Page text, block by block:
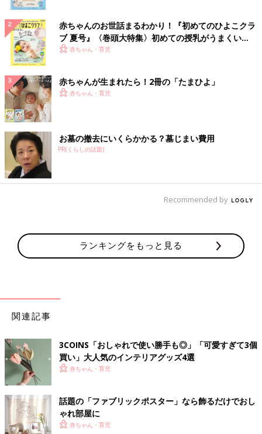
etowaさんが購入したのはロゴ巾着。お部屋の中のこまごまとし
た収納にはこの巾着が活躍してくれそうです。小物を巾着にしま
えば、見せる収納をおしゃれに実現できますね。
さり気なくも存在感◎ファブリックポスター
出典：Instagramアカウント「ano.ai」
あいさんが購入したのはファブリックポスター。発売日を心待ち
にしていたそうですよ。紙製のポスターでなく布製というのがお
しゃれポイントですよね。
ドライフラワーがあるだけでおしゃれ空間に！
赤ちゃんのお世話まるわかり！『初めてのひよこクラ
ブ 夏号』〈巻頭大特集〉初めての授乳がうまくい
く！ おっぱい・ミルクの基本と夏のトラブル 解決テ
赤ちゃん・育児
赤ちゃんが生まれたら！2冊の「たまひよ」
赤ちゃん・育児
お墓の撤去にいくらかかる？墓じまい費用
PR(くらしの話題)
Recommended by
ランキングをもっと見る
関連記事
3COINS「おしゃれで使い勝手も◎」「可愛すぎて3個
買い」大人気のインテリアグッズ4選
赤ちゃん・育児
話題の「ファブリックポスター」なら飾るだけでおし
ゃれ部屋に
赤ちゃん・育児